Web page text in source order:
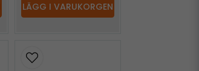
LÄGG I VARUKORGEN